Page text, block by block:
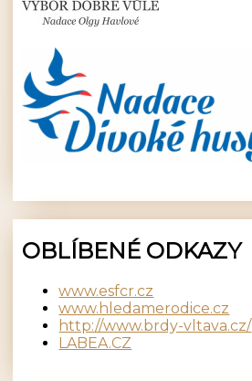
OBLÍBENÉ ODKAZY
www.esfcr.cz
www.hledamerodice.cz
http://www.brdy-vltava.cz/
LABEA.CZ